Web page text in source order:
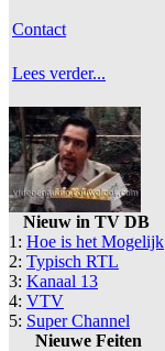
Contact
Lees verder...
Nieuw in TV DB
1: Hoe is het Mogelijk
2: Typisch RTL
3: Kanaal 13
4: VTV
5: Super Channel
Nieuwe Feiten